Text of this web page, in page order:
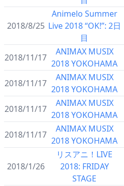
2018/8/25
Animelo Summer
Live 2018 “OK!”: 2日
目
2018/11/17
ANIMAX MUSIX
2018 YOKOHAMA
2018/11/17
ANIMAX MUSIX
2018 YOKOHAMA
2018/11/17
ANIMAX MUSIX
2018 YOKOHAMA
2018/11/17
ANIMAX MUSIX
2018 YOKOHAMA
2018/1/26
リスアニ！LIVE
2018: FRIDAY
STAGE